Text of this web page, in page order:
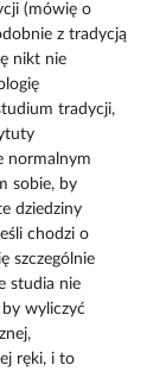
(mówię o
z tradycją
nikt nie
tradycji,
normalnym
sobie, by
dziedziny
chodzi o
szczególnie
studia nie
by wyliczyć
ręki, i to